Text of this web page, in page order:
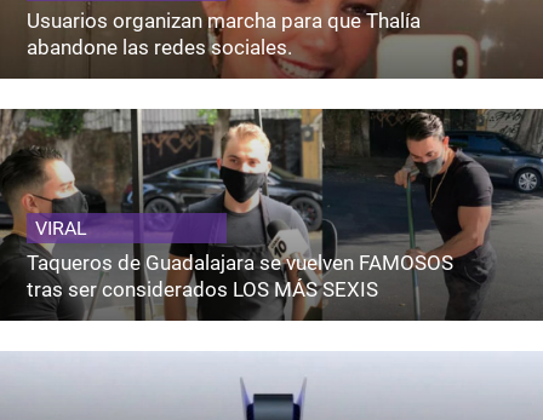
Usuarios organizan marcha para que Thalía
abandone las redes sociales.
VIRAL
Taqueros de Guadalajara se vuelven FAMOSOS
tras ser considerados LOS MÁS SEXIS